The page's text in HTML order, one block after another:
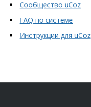
Сообщество uCoz
FAQ по системе
Инструкции для uCoz